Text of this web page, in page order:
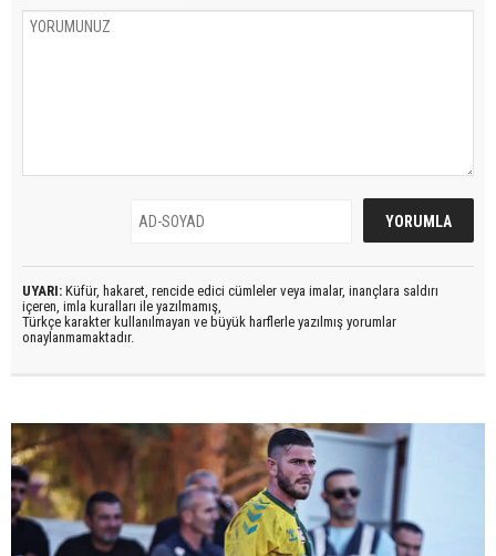
UYARI: Küfür, hakaret, rencide edici cümleler veya imalar, inançlara saldırı
içeren, imla kuralları ile yazılmamış,
Türkçe karakter kullanılmayan ve büyük harflerle yazılmış yorumlar
onaylanmamaktadır.